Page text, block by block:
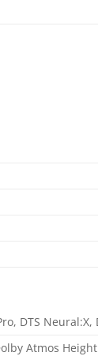
DTS Neural:X,
Atmos